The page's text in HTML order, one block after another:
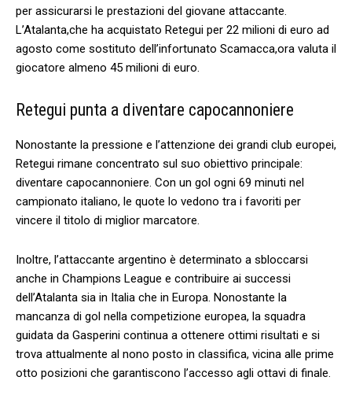
per‌ assicurarsi le prestazioni del⁤ giovane attaccante.
L’Atalanta,che ha⁤ acquistato ​Retegui per 22 milioni di euro ad
agosto come sostituto ​dell’infortunato Scamacca,ora valuta il
giocatore almeno 45 milioni⁤ di euro.
Retegui punta a diventare capocannoniere
Nonostante la pressione e l’attenzione dei grandi ⁤club europei,
Retegui rimane​ concentrato ⁤sul ​suo obiettivo principale:
diventare capocannoniere. Con un‌ gol ogni 69 minuti nel
campionato italiano,​ le quote lo vedono ⁤tra i favoriti per
vincere il titolo di miglior marcatore.
Inoltre, l’attaccante argentino⁢ è determinato ‍a sbloccarsi
anche in Champions League⁢ e contribuire ai successi
dell’Atalanta sia in Italia che in Europa. Nonostante la
mancanza di ⁣gol nella competizione europea, la squadra
⁤guidata da Gasperini continua a ottenere ottimi risultati e si
⁤trova attualmente al nono ⁤posto in classifica, vicina alle prime
otto posizioni che garantiscono l’accesso agli ottavi di finale.